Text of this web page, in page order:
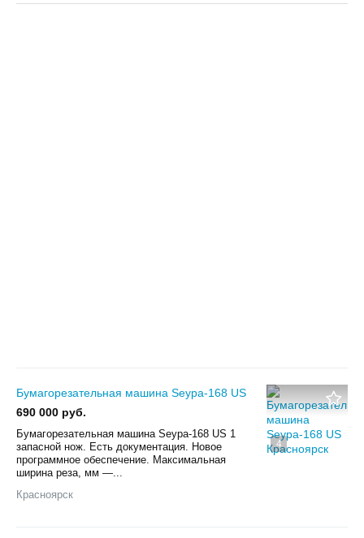
4
Бумагорезательная машина Seypa-168 US
690 000 руб.
Бумагорезательная машина Seypa-168 US 1
запасной нож. Есть документация. Новое
программное обеспечение. Максимальная
ширина реза, мм —...
Красноярск